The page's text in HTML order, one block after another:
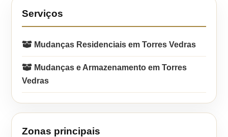
Serviços
Mudanças Residenciais em Torres Vedras
Mudanças e Armazenamento em Torres
Vedras
Zonas principais